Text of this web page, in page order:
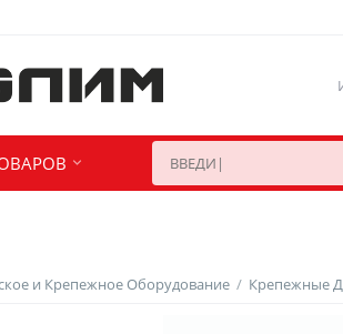
и Крепежное Оборудование / Крепежные